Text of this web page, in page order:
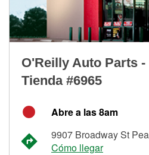
O'Reilly Auto Parts -
Tienda #6965
Abre a las 8am
9907 Broadway St
Cómo llegar